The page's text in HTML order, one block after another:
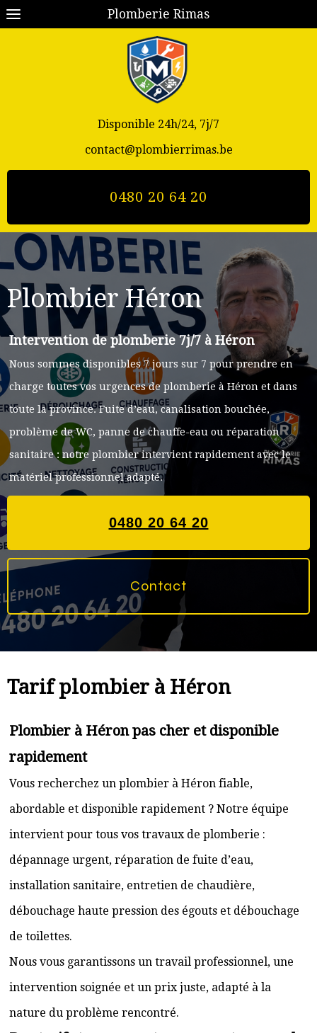
Plomberie Rimas
Disponible 24h/24, 7j/7
contact@plombierrimas.be
0480 20 64 20
Plombier Héron
Intervention de plomberie 7j/7 à Héron
Nous sommes disponibles 7 jours sur 7 pour prendre en
charge toutes vos urgences de plomberie à Héron et dans
toute la province. Fuite d’eau, canalisation bouchée,
problème de WC, panne de chauffe-eau ou réparation
sanitaire : notre plombier intervient rapidement avec le
matériel professionnel adapté.
0480 20 64 20
Contact
Tarif plombier à Héron
Plombier à Héron pas cher et disponible
rapidement
Vous recherchez un plombier à Héron fiable,
abordable et disponible rapidement ? Notre équipe
intervient pour tous vos travaux de plomberie :
dépannage urgent, réparation de fuite d’eau,
installation sanitaire, entretien de chaudière,
débouchage haute pression des égouts et débouchage
de toilettes.
Nous vous garantissons un travail professionnel, une
intervention soignée et un prix juste, adapté à la
nature du problème rencontré.